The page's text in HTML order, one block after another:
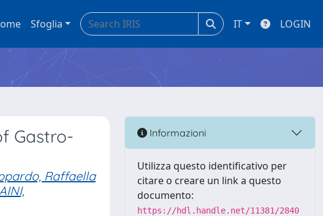
Sfoglia IT LOGIN
Gastro-
Raffaella
Informazioni
Utilizza questo identificativo per
citare o creare un link a questo
documento:
https://hdl.handle.net/11381/2840